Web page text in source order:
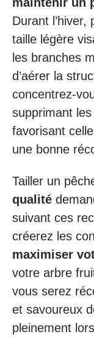
Durant
taille légère
les branches
d’aérer la
concentrez-
supprimant
favorisant
une bonne
Tailler un
qualité
suivant ces
créerez les
maximiser
votre arbre
vous serez
et savoureux
pleinement